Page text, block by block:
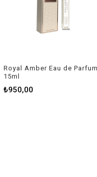
Royal Amber Eau de Parfum
15ml
₺950,00